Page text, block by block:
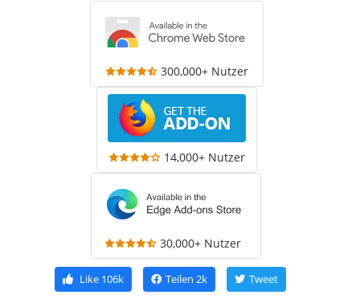
300,000+ Nutzer
14,000+ Nutzer
30,000+ Nutzer
Like 106k Teilen 2k Tweet